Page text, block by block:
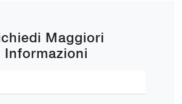
Maggiori
Informazioni